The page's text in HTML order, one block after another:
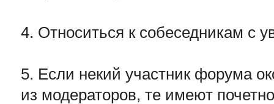
4. Относиться к собеседникам с
5. Если некий участник форума
из модераторов, те имеют